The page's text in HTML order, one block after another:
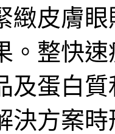
緻皮膚
。整快
及蛋白
決方案